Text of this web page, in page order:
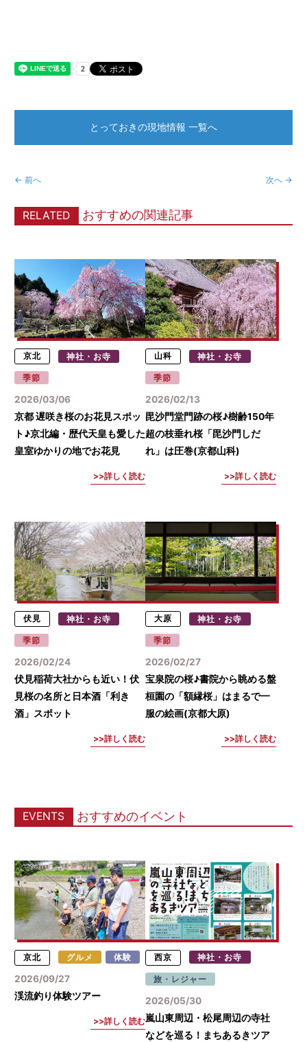
← 前へ 次へ →
とっておきの現地情報 一覧へ
RELATED おすすめの関連記事
京北 神社・お寺
季節
2026/03/06
京都 遅咲き桜のお花見スポッ
ト♪京北編・歴代天皇も愛した
皇室ゆかりの地でお花見
詳しく読む
山科 神社・お寺
季節
2026/02/13
毘沙門堂門跡の桜♪樹齢150年
超の枝垂れ桜「毘沙門しだ
れ」は圧巻(京都山科)
詳しく読む
伏見 神社・お寺
季節
2026/02/24
伏見稲荷大社からも近い！伏
見桜の名所と日本酒「利き
酒」スポット
詳しく読む
大原 神社・お寺
季節
2026/02/27
宝泉院の桜♪書院から眺める盤
桓園の「額縁桜」はまるで一
服の絵画(京都大原)
詳しく読む
EVENTS おすすめのイベント
京北 グルメ 体験
2026/09/27
渓流釣り体験ツアー
詳しく読む
西京 神社・お寺
旅・レジャー
2026/05/30
嵐山東周辺・松尾周辺の寺社
などを巡る！まちあるきツア